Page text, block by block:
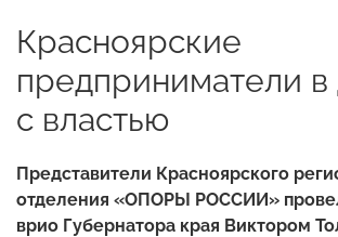
Красноярские
предприниматели в
с властью
Представители Красноярского
отделения «ОПОРЫ РОССИИ»
врио Губернатора края Виктором